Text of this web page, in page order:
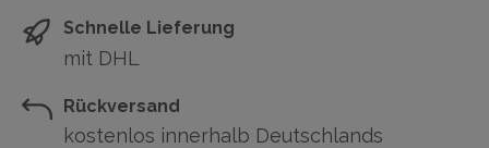
Schnelle Lieferung
mit DHL
Rückversand
kostenlos innerhalb Deutschlands